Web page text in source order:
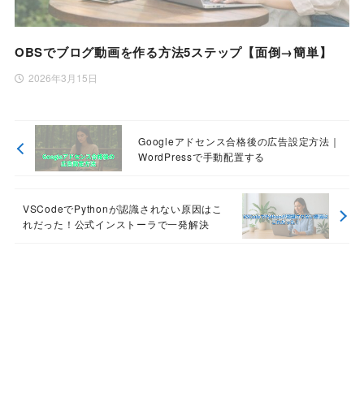
OBSでブログ動画を作る方法5ステップ【面倒→簡単】
2026年3月15日
Googleアドセンス合格後の広告設定方法｜
WordPressで手動配置する
VSCodeでPythonが認識されない原因はこ
れだった！公式インストーラで一発解決